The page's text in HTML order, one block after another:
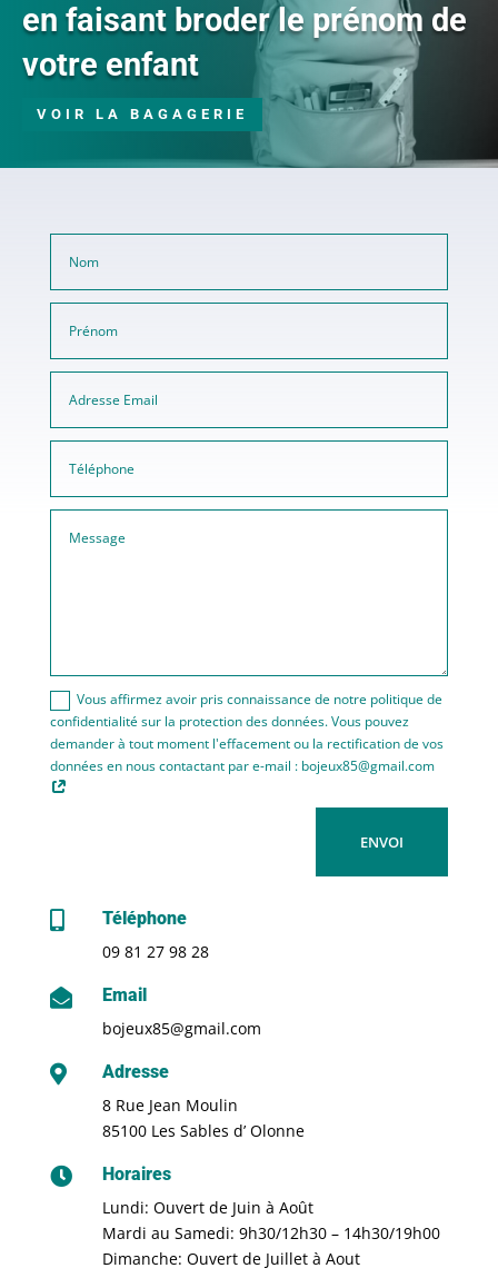
en faisant broder le prénom de
votre enfant
VOIR LA BAGAGERIE
Vous affirmez avoir pris connaissance de notre politique de
confidentialité sur la protection des données. Vous pouvez
demander à tout moment l'effacement ou la rectification de vos
données en nous contactant par e-mail : bojeux85@gmail.com
ENVOI

Téléphone
09 81 27 98 28

Email
bojeux85@gmail.com

Adresse
8 Rue Jean Moulin
85100 Les Sables d’ Olonne

Horaires
Lundi: Ouvert de Juin à Août
Mardi au Samedi: 9h30/12h30 – 14h30/19h00
Dimanche: Ouvert de Juillet à Aout